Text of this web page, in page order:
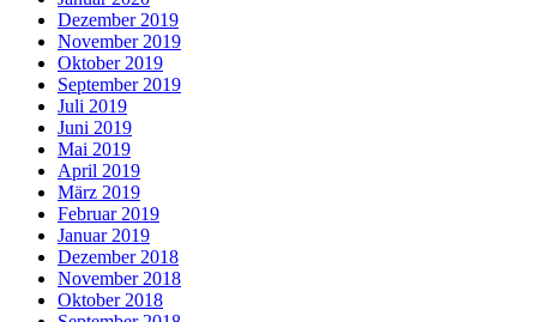
Dezember 2019
November 2019
Oktober 2019
September 2019
Juli 2019
Juni 2019
Mai 2019
April 2019
März 2019
Februar 2019
Januar 2019
Dezember 2018
November 2018
Oktober 2018